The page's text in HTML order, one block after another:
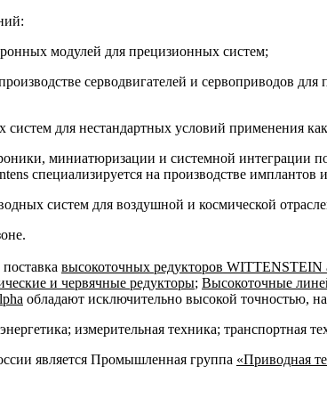
модулей для прецизионных систем;
серводвигателей и сервоприводов
для нестандартных условий применения
миниатюризации и системной интеграции
специализируется на производстве
систем для воздушной и космической
высокоточных редукторов WITTENSTEIN
и червячные редукторы; Высокоточные
обладают исключительно высокой точностью,
измерительная техника;
является Промышленная группа «Приводная